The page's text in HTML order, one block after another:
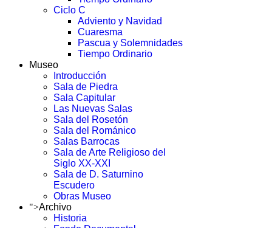
Ciclo C
Adviento y Navidad
Cuaresma
Pascua y Solemnidades
Tiempo Ordinario
Museo
Introducción
Sala de Piedra
Sala Capitular
Las Nuevas Salas
Sala del Rosetón
Sala del Románico
Salas Barrocas
Sala de Arte Religioso del
Siglo XX-XXI
Sala de D. Saturnino
Escudero
Obras Museo
">Archivo
Historia